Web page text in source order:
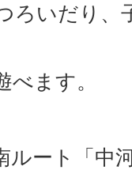
ろいだり、
ます。
ート「中